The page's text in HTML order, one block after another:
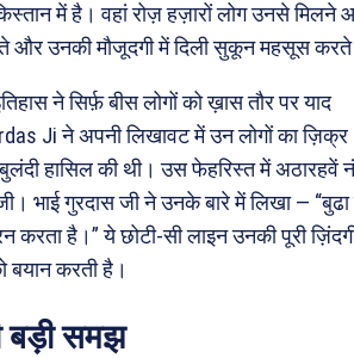
में है। वहां रोज़ हज़ारों लोग उनसे मिलने
और उनकी मौजूदगी में दिली सुकून महसूस
ने सिर्फ़ बीस लोगों को ख़ास तौर पर याद
Ji ने अपनी लिखावट में उन लोगों का ज़िक्र
बुलंदी हासिल की थी। उस फेहरिस्त में अठारहवें
भाई गुरदास जी ने उनके बारे में लिखा —
करता है।” ये छोटी-सी लाइन उनकी पूरी
बयान करती है।
बड़ी समझ